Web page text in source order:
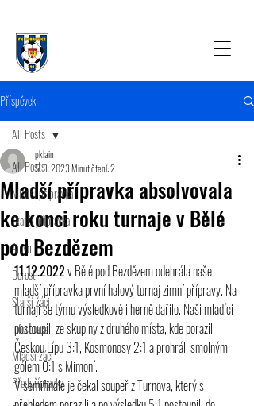
Příspěvek
All Posts
Mladší přípravka
Starší přípravka
A tým
Dorost
Starší žáci
Informace
Mladší žáci
Předpřípravka
All Posts
Mladší přípravka absolvovala
ke konci roku turnaje v Bělé
pod Bezdězem
pklain
5. 3. 2023Minut čtení: 2
11.12.2022 v Bělé pod Bezdězem odehrála naše
mladší přípravka první halový turnaj zimní přípravy. Na
turnaji se týmu výsledkově i herně dařilo. Naši mladíci
postoupili ze skupiny z druhého místa, kde porazili
Českou Lípu 3:1, Kosmonosy 2:1 a prohráli smolným
gólem 0:1 s Mimoní.
V semifinále je čekal soupeř z Turnova, který s